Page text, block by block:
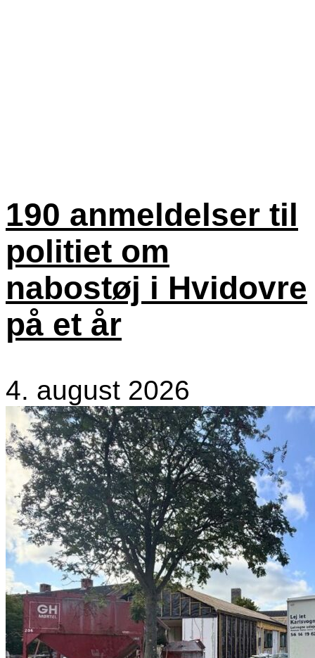
190 anmeldelser til
politiet om
nabostøj i Hvidovre
på et år
4. august 2026